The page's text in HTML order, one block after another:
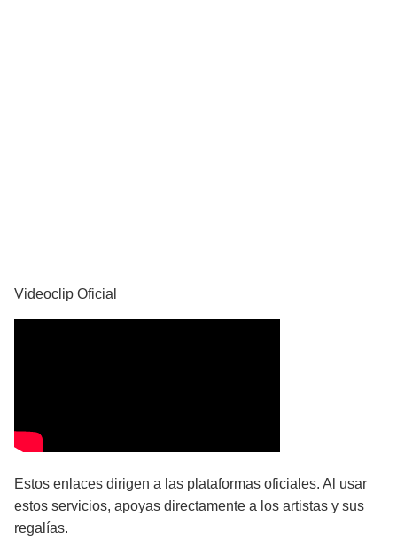
Videoclip Oficial
Estos enlaces dirigen a las plataformas oficiales. Al usar
estos servicios, apoyas directamente a los artistas y sus
regalías.